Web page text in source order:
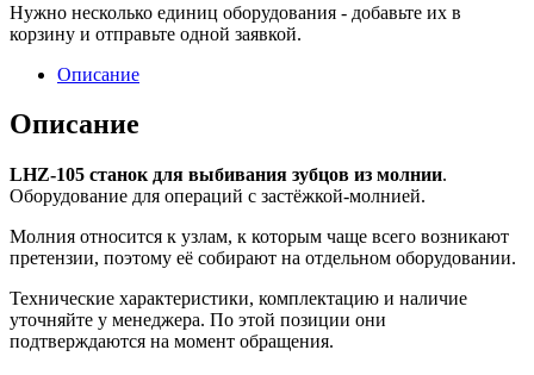
Нужно несколько единиц оборудования - добавьте их в
корзину и отправьте одной заявкой.
Описание
Описание
LHZ-105 станок для выбивания зубцов из молнии.
Оборудование для операций с застёжкой-молнией.
Молния относится к узлам, к которым чаще всего возникают
претензии, поэтому её собирают на отдельном оборудовании.
Технические характеристики, комплектацию и наличие
уточняйте у менеджера. По этой позиции они
подтверждаются на момент обращения.